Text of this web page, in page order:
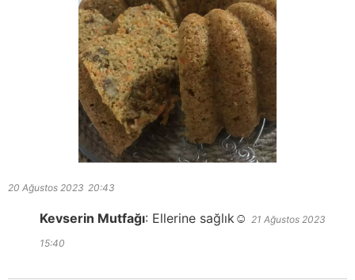
20 Ağustos 2023 20:43
Kevserin Mutfağı: Ellerine sağlık☺️ 21 Ağustos 2023
15:40